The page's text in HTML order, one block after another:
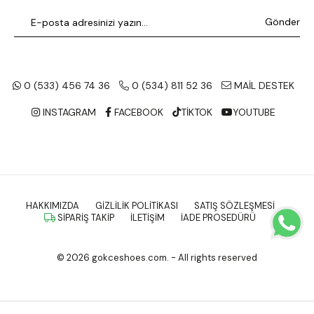
Gönder
0 (533) 456 74 36 0 (534) 811 52 36 MAİL DESTEK
INSTAGRAM FACEBOOK TİKTOK YOUTUBE
HAKKIMIZDA GIZLILIK POLITIKASI
SATIŞ SÖZLEŞMESI
SIPARIŞ TAKIP
İLETIŞIM İADE PROSEDÜRÜ
© 2026 gokceshoes.com. - All rights reserved